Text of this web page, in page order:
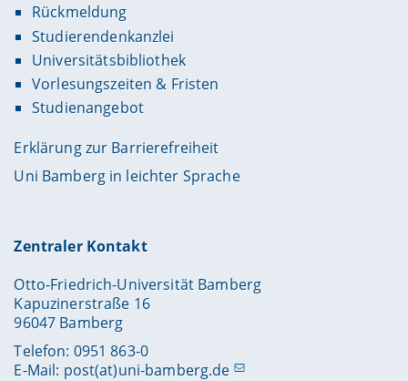
Rückmeldung
Studierendenkanzlei
Universitätsbibliothek
Vorlesungszeiten & Fristen
Studienangebot
Erklärung zur Barrierefreiheit
Uni Bamberg in leichter Sprache
Zentraler Kontakt
Otto-Friedrich-Universität Bamberg
Kapuzinerstraße 16
96047 Bamberg
Telefon: 0951 863-0
E-Mail: post(at)uni-bamberg.de